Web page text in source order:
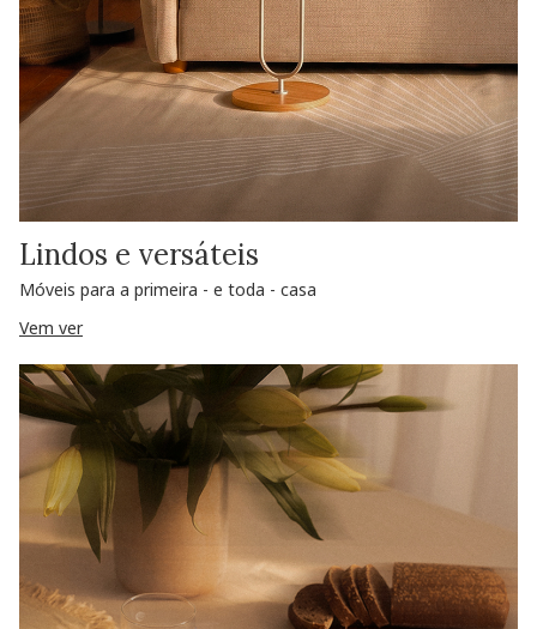
Lindos e versáteis
Móveis para a primeira - e toda - casa
Vem ver